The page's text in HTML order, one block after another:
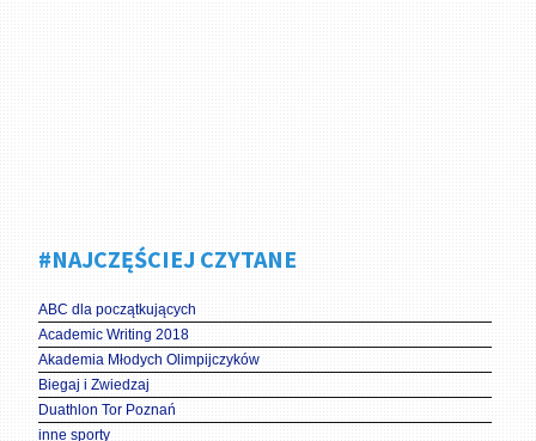
#NAJCZĘŚCIEJ CZYTANE
ABC dla początkujących
Academic Writing 2018
Akademia Młodych Olimpijczyków
Biegaj i Zwiedzaj
Duathlon Tor Poznań
inne sporty